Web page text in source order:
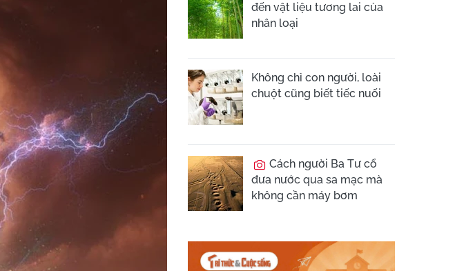
đến vật liệu tương lai của
nhân loại
Không chỉ con người, loài
chuột cũng biết tiếc nuối
Cách người Ba Tư cổ
đưa nước qua sa mạc mà
không cần máy bơm